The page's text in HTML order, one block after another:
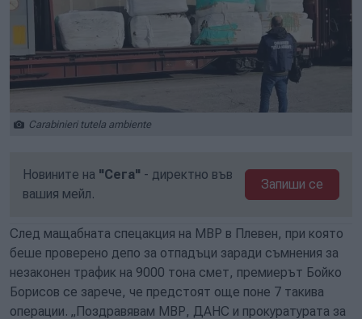
Carabinieri tutela ambiente
Новините на "Сега" - директно във
вашия мейл.
Запиши се
След мащабната спецакция на МВР в Плевен, при която
беше проверено депо за отпадъци заради съмнения за
незаконен трафик на 9000 тона смет, премиерът Бойко
Борисов се зарече, че предстоят още поне 7 такива
операции. „Поздравявам МВР, ДАНС и прокуратурата за